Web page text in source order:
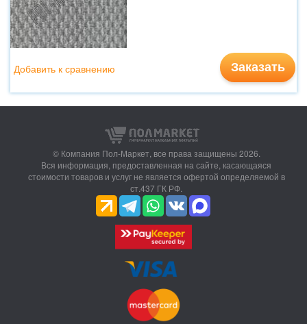
Заказать
Добавить к сравнению
© Компания Пол-Маркет, все права защищены 2026.
Вся информация, предоставленная на сайте, касающаяся
стоимости товаров и услуг не является офертой определяемой в
ст.437 ГК РФ.